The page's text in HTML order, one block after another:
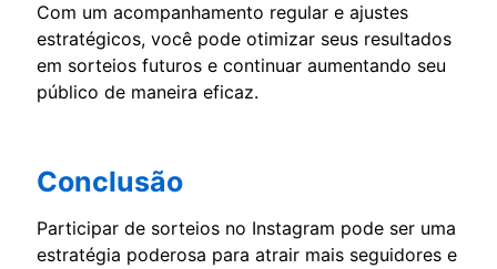
Com um acompanhamento regular e ajustes
estratégicos, você pode otimizar seus resultados
em sorteios futuros e continuar aumentando seu
público de maneira eficaz.
Conclusão
Participar de sorteios no Instagram pode ser uma
estratégia poderosa para atrair mais seguidores e